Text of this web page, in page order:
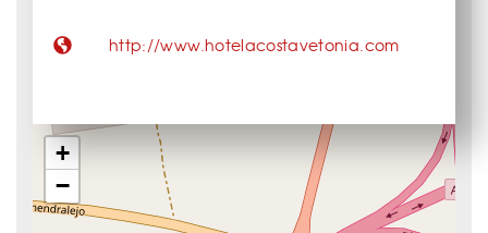
+
−
http://www.hotelacostavetonia.com